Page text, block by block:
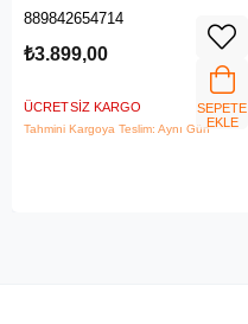
889842654714
₺3.899,00
ÜCRETSIZ KARGO
Tahmini Kargoya Teslim: Aynı Gün
SEPETE
EKLE